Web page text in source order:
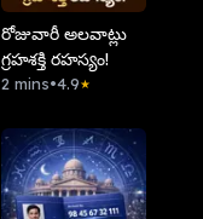
రోజువారీ అలవాట్లు
గ్రహశక్తి రహస్యం!
2 mins•4.9★